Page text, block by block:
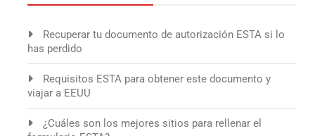
Recuperar tu documento de autorización ESTA si lo
has perdido
Requisitos ESTA para obtener este documento y
viajar a EEUU
¿Cuáles son los mejores sitios para rellenar el